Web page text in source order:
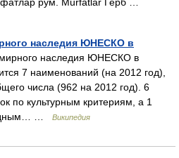
наследия ЮНЕСКО в
наследия ЮНЕСКО в
7 наименований (на 2012 год),
числа (962 на 2012 год). 6
по культурным критериям, а 1
…
Википедия